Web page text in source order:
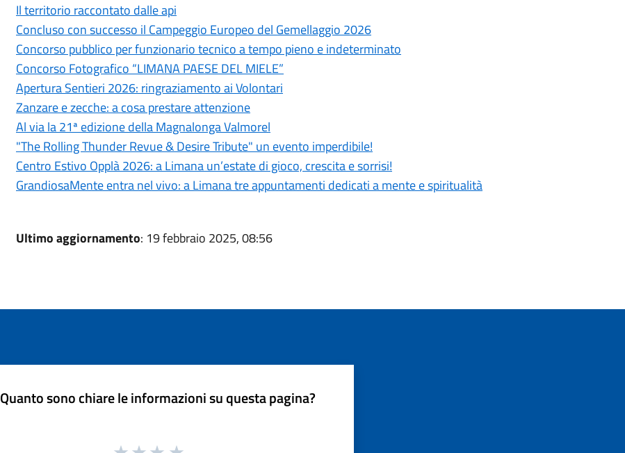
Il territorio raccontato dalle api
Concluso con successo il Campeggio Europeo del Gemellaggio 2026
Concorso pubblico per funzionario tecnico a tempo pieno e indeterminato
Concorso Fotografico “LIMANA PAESE DEL MIELE”
Apertura Sentieri 2026: ringraziamento ai Volontari
Zanzare e zecche: a cosa prestare attenzione
Al via la 21ª edizione della Magnalonga Valmorel
"The Rolling Thunder Revue & Desire Tribute" un evento imperdibile!
Centro Estivo Opplà 2026: a Limana un’estate di gioco, crescita e sorrisi!
GrandiosaMente entra nel vivo: a Limana tre appuntamenti dedicati a mente e spiritualità
Ultimo aggiornamento: 19 febbraio 2025, 08:56
Quanto sono chiare le informazioni su questa pagina?